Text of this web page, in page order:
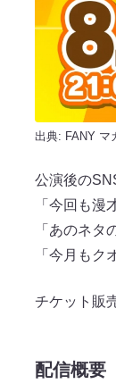
出典: FANY マ
公演後の
「今回も漫
「あのネタ
「今月もク
チケット販
配信概要